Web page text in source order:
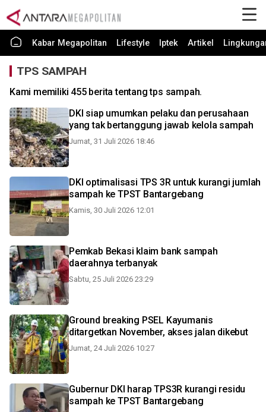
Kabar Megapolitan Lifestyle Iptek Artikel
TPS SAMPAH
Kami memiliki 455 berita tentang tps sampah.
DKI siap umumkan pelaku dan perusahaan
yang tak bertanggung jawab kelola sampah
Jumat, 31 Juli 2026 18:46
DKI optimalisasi TPS 3R untuk kurangi jumlah
sampah ke TPST Bantargebang
Kamis, 30 Juli 2026 12:01
Pemkab Bekasi klaim bank sampah
daerahnya terbanyak
Sabtu, 25 Juli 2026 23:29
Ground breaking PSEL Kayumanis
ditargetkan November, akses jalan dikebut
Jumat, 24 Juli 2026 10:27
Gubernur DKI harap TPS3R kurangi residu
sampah ke TPST Bantargebang